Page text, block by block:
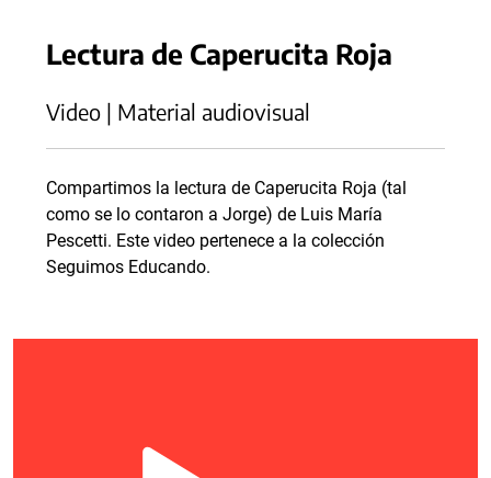
Lectura de Caperucita Roja
Video | Material audiovisual
Compartimos la lectura de Caperucita Roja (tal
como se lo contaron a Jorge) de Luis María
Pescetti. Este video pertenece a la colección
Seguimos Educando.